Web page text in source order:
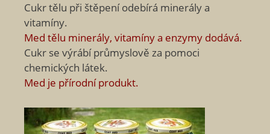
Cukr tělu při štěpení odebírá minerály a
vitamíny.
Med tělu minerály, vitamíny a enzymy dodává.
Cukr se výrábí průmyslově za pomoci
chemických látek.
Med je přírodní produkt.